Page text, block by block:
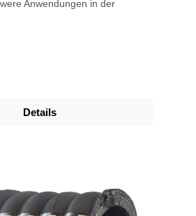
Anwendungen in der
Details